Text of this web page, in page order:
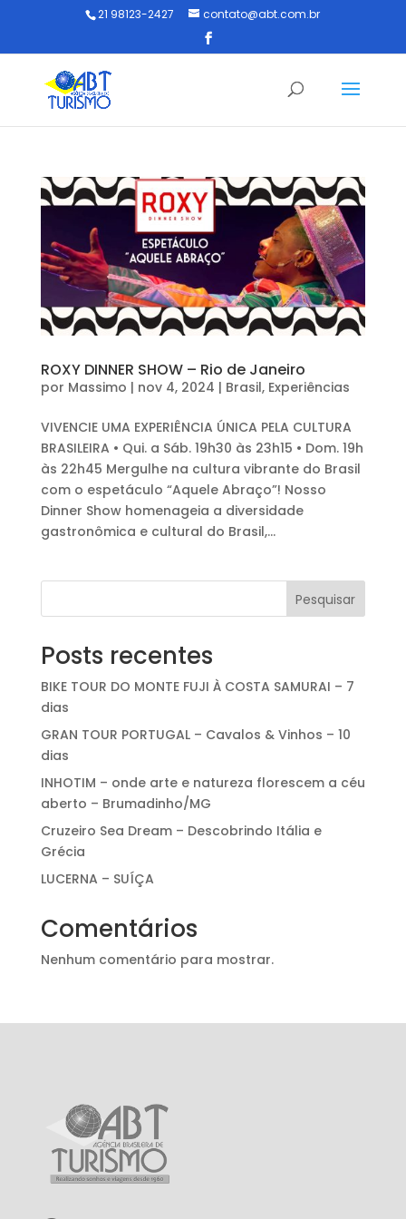
21 98123-2427 contato@abt.com.br
ROXY DINNER SHOW – Rio de Janeiro
por Massimo | nov 4, 2024 | Brasil, Experiências
VIVENCIE UMA EXPERIÊNCIA ÚNICA PELA CULTURA
BRASILEIRA • Qui. a Sáb. 19h30 às 23h15 • Dom. 19h
às 22h45 Mergulhe na cultura vibrante do Brasil
com o espetáculo “Aquele Abraço”! Nosso
Dinner Show homenageia a diversidade
gastronômica e cultural do Brasil,...
Pesquisar
Posts recentes
BIKE TOUR DO MONTE FUJI À COSTA SAMURAI – 7
dias
GRAN TOUR PORTUGAL – Cavalos & Vinhos – 10
dias
INHOTIM – onde arte e natureza florescem a céu
aberto – Brumadinho/MG
Cruzeiro Sea Dream – Descobrindo Itália e
Grécia
LUCERNA – SUÍÇA
Comentários
Nenhum comentário para mostrar.